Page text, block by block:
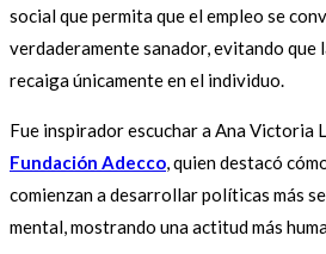
social que permita que el empleo se
verdaderamente sanador, evitando que
recaiga únicamente en el individuo.
Fue inspirador escuchar a Ana Victoria
Fundación Adecco, quien destacó
comienzan a desarrollar políticas más
mental, mostrando una actitud más